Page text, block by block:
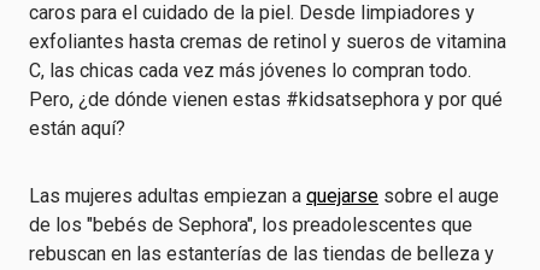
caros para el cuidado de la piel. Desde limpiadores y
exfoliantes hasta cremas de retinol y sueros de vitamina
C, las chicas cada vez más jóvenes lo compran todo.
Pero, ¿de dónde vienen estas #kidsatsephora y por qué
están aquí?
Las mujeres adultas empiezan a quejarse sobre el auge
de los "bebés de Sephora", los preadolescentes que
rebuscan en las estanterías de las tiendas de belleza y